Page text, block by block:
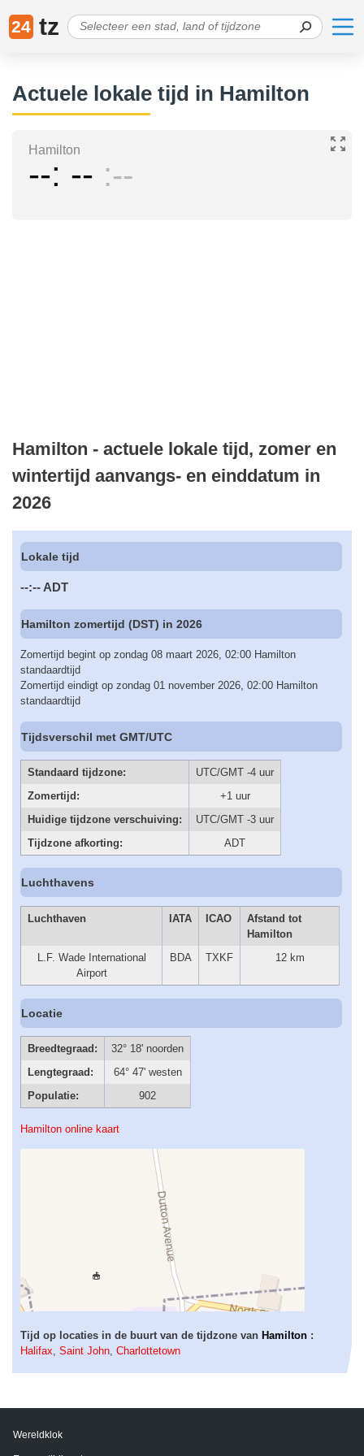
24 tz
Actuele lokale tijd in Hamilton
Hamilton
-- -- --
Hamilton - actuele lokale tijd, zomer en
wintertijd aanvangs- en einddatum in
2026
Lokale tijd
--:-- ADT
Hamilton zomertijd (DST) in 2026
Zomertijd begint op zondag 08 maart 2026, 02:00 Hamilton
standaardtijd
Zomertijd eindigt op zondag 01 november 2026, 02:00 Hamilton
standaardtijd
Tijdsverschil met GMT/UTC
Standaard tijdzone:
UTC/GMT -4 uur
Zomertijd:
+1 uur
Huidige tijdzone verschuiving:
UTC/GMT -3 uur
Tijdzone afkorting:
ADT
Luchthavens
Luchthaven IATA ICAO
Afstand tot
Hamilton
L.F. Wade International
Airport
BDA TXKF 12 km
Locatie
Breedtegraad:
32° 18' noorden
Lengtegraad:
64° 47' westen
Populatie:
902
Hamilton online kaart
Tijd op locaties in de buurt van de tijdzone van Hamilton :
Halifax, Saint John, Charlottetown
Wereldklok